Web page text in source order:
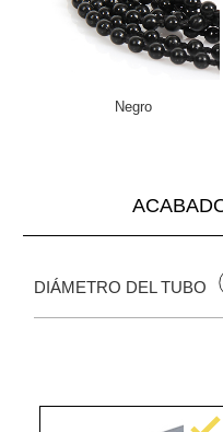
Negro
DIÁMETRO DEL TUBO